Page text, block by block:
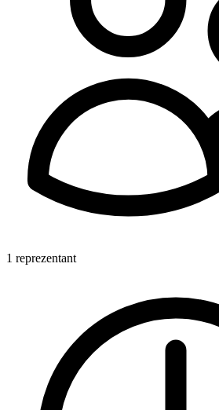
1 reprezentant